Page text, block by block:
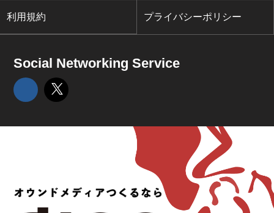
利用規約 プライバシーポリシー
Social Networking Service